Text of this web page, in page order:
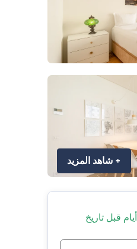
+ شاهد المزيد
سياسة إلغاء مجانية حتى 5 أيام قبل تاريخ